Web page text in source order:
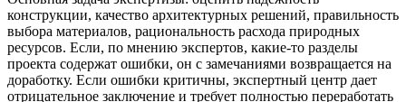
конструкции, качество архитектурных решений, правильность
выбора материалов, рациональность расхода природных
ресурсов. Если, по мнению экспертов, какие-то разделы
проекта содержат ошибки, он с замечаниями возвращается на
доработку. Если ошибки критичны, экспертный центр дает
отрицательное заключение и требует полностью переработать